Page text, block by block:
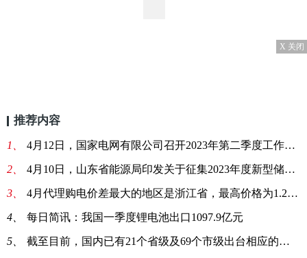
X 关闭
推荐内容
1、 4月12日，国家电网有限公司召开2023年第二季度工作会议_每日简讯
2、 4月10日，山东省能源局印发关于征集2023年度新型储能入库项目（第一批）的通知 世界即时看
3、 4月代理购电价差最大的地区是浙江省，最高价格为1.28元/kWh
4、 每日简讯：我国一季度锂电池出口1097.9亿元
5、 截至目前，国内已有21个省级及69个市级出台相应的氢能规划